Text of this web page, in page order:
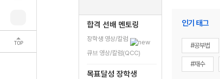
TOP
합격 선배 멘토링
장학생 영상/칼럼
큐브 영상/칼럼(QCC)
목표달성 장학생
인기 태그
#공부법
#재수